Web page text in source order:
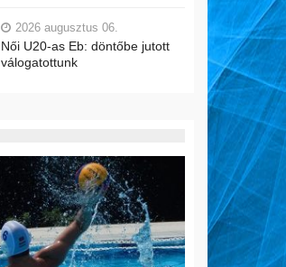
2026 augusztus 06.
Női U20-as Eb: döntőbe jutott
válogatottunk